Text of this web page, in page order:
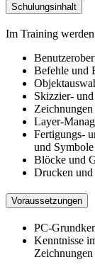
Schulungsinhalt
Im Training
Befehle und
Skizzier-
Layer-
Fertigungs-
und Symbole
Blöcke und
Drucken
Voraussetzungen
PC-
Kenntnisse
Zeichnungen